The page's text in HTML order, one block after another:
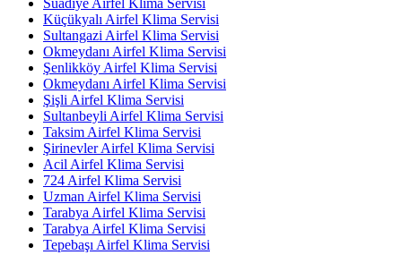
Suadiye Airfel Klima Servisi
Küçükyalı Airfel Klima Servisi
Sultangazi Airfel Klima Servisi
Okmeydanı Airfel Klima Servisi
Şenlikköy Airfel Klima Servisi
Okmeydanı Airfel Klima Servisi
Şişli Airfel Klima Servisi
Sultanbeyli Airfel Klima Servisi
Taksim Airfel Klima Servisi
Şirinevler Airfel Klima Servisi
Acil Airfel Klima Servisi
724 Airfel Klima Servisi
Uzman Airfel Klima Servisi
Tarabya Airfel Klima Servisi
Tarabya Airfel Klima Servisi
Tepebaşı Airfel Klima Servisi